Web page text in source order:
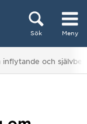
Sök Meny
och